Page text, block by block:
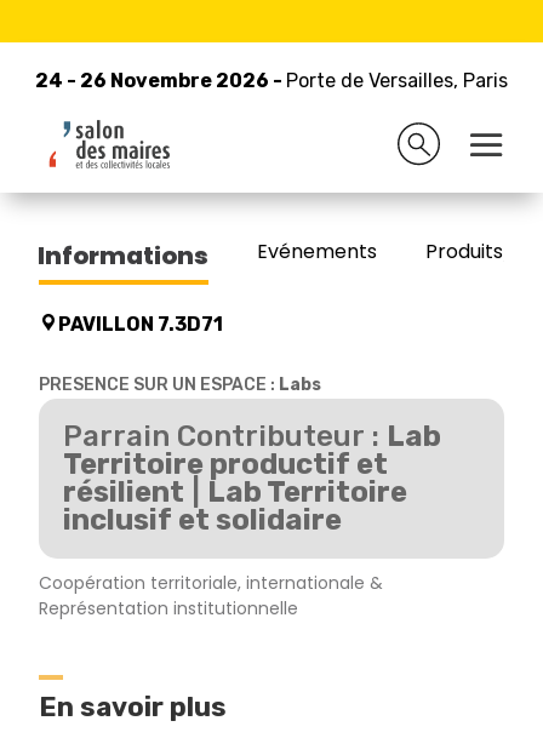
24 - 26 Novembre 2026 - Porte de Versailles, Paris
24 - 26 Novembre 2026 - Porte de Versailles, Paris
Retour à la liste des exposants
FDJ UNITED
Informations Evénements Produits/
PAVILLON 7.3D71
PRESENCE SUR UN ESPACE : Labs
Parrain Contributeur : Lab
Territoire productif et
résilient
Lab Territoire
inclusif et solidaire
Coopération territoriale, internationale &
Représentation institutionnelle
En savoir plus